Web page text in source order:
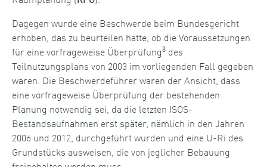
Dagegen wurde eine Beschwerde beim Bundesgericht
erhoben, das zu beurteilen hatte, ob die Voraussetzungen
für eine vorfrageweise Überprüfung8 des
Teilnutzungsplans von 2003 im vorliegenden Fall gegeben
waren. Die Beschwerdeführer waren der Ansicht, dass
eine vorfrageweise Überprüfung der bestehenden
Planung notwendig sei, da die letzten ISOS-
Bestandsaufnahmen erst später, nämlich in den Jahren
2006 und 2012, durchgeführt wurden und eine U-Ri des
Grundstücks ausweisen, die von jeglicher Bebauung